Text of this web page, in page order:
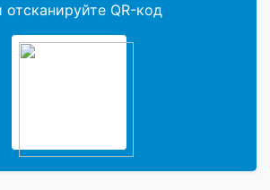
отсканируйте QR-код